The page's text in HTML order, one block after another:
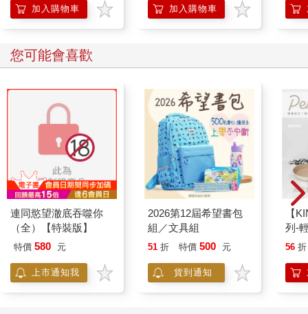
加入購物車 加入購物車
生
您可能會喜歡
連同慾望澈底吞噬你
（全）【特裝版】
特價 580 元
上市通知我
2026第12屆希望書包
組／文具組
51 折 特價 500 元
貨到通知
【
列-
平
56 折